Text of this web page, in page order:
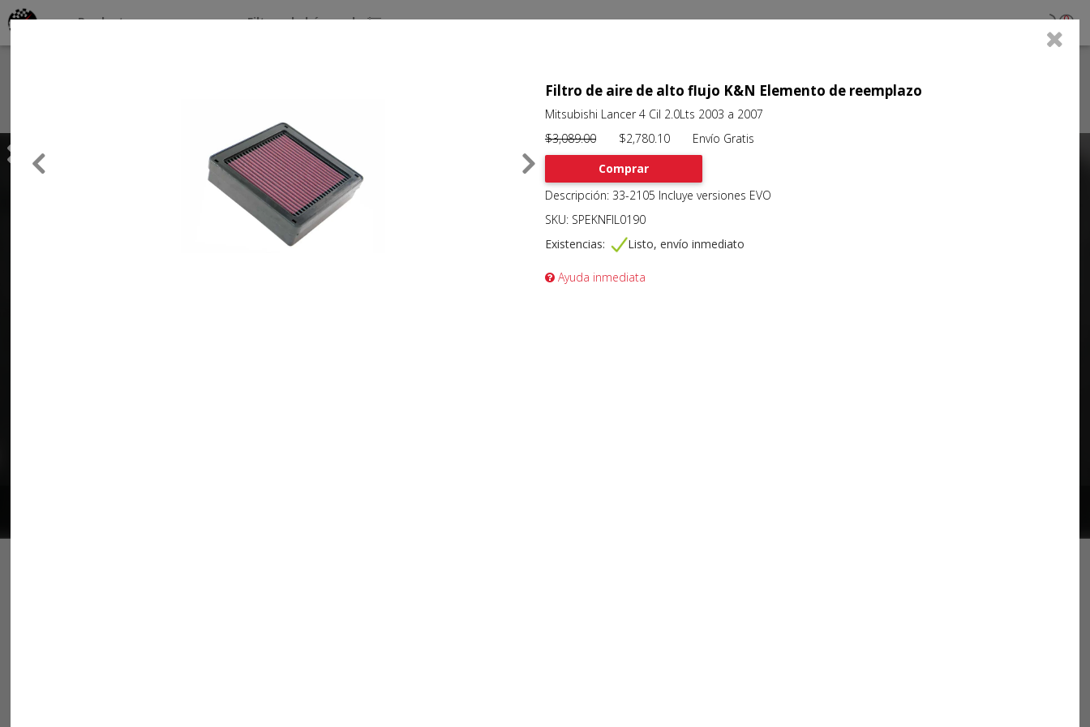
Clients
Productos por marcas Filtros de búsqueda 0
Filtro de aire de alto flujo K&N Elemento de reemplazo
Mitsubishi Lancer 4 Cil 2.0Lts 2003 a 2007
$3,089.00$2,780.10 Envío Gratis
Comprar
Descripción: 33-2105 Incluye versiones EVO
SKU: SPEKNFIL0190
Existencias:
Listo, envío inmediato
Ayuda inmediata